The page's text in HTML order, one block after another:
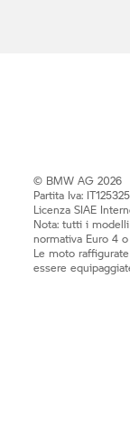
© BMW AG 2026
Partita Iva:
Licenza SIAE
Nota: tutti i
normativa Euro 4
Le moto
essere